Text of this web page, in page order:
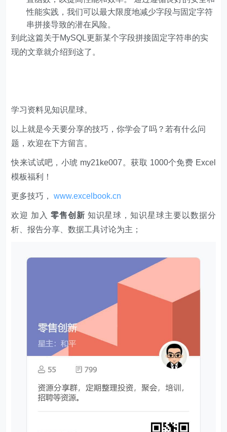
性能实践，我们可以最大限度地减少字段与固定字符
串拼接导致的潜在风险。
到此这篇关于MySQL更新某个字段拼接固定字符串的实
现的文章就介绍到这了。
学习资料见知识星球。
以上就是今天要分享的技巧，你学会了吗？若有什么问
题，欢迎在下方留言。
快来试试吧，小琥 my21ke007。获取 1000个免费 Excel
模板福利​​​​！
更多技巧，www.excelbook.cn
欢迎 加入 零售创新 知识星球，知识星球主要以数据分
析、报告分享、数据工具讨论为主；